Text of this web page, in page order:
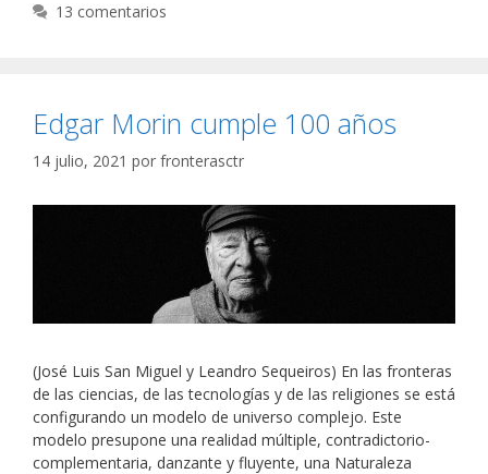
13 comentarios
Edgar Morin cumple 100 años
14 julio, 2021 por fronterasctr
(José Luis San Miguel y Leandro Sequeiros) En las fronteras
de las ciencias, de las tecnologías y de las religiones se está
configurando un modelo de universo complejo. Este
modelo presupone una realidad múltiple, contradictorio-
complementaria, danzante y fluyente, una Naturaleza